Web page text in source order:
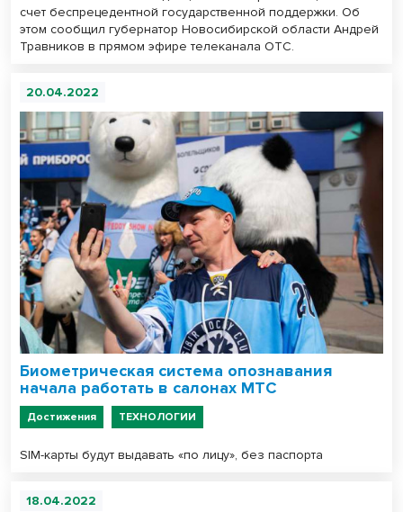
счет беспрецедентной государственной поддержки. Об
этом сообщил губернатор Новосибирской области Андрей
Травников в прямом эфире телеканала ОТС.
20.04.2022
Биометрическая система опознавания
начала работать в салонах МТС
Достижения ТЕХНОЛОГИИ
SIM-карты будут выдавать «по лицу», без паспорта
18.04.2022